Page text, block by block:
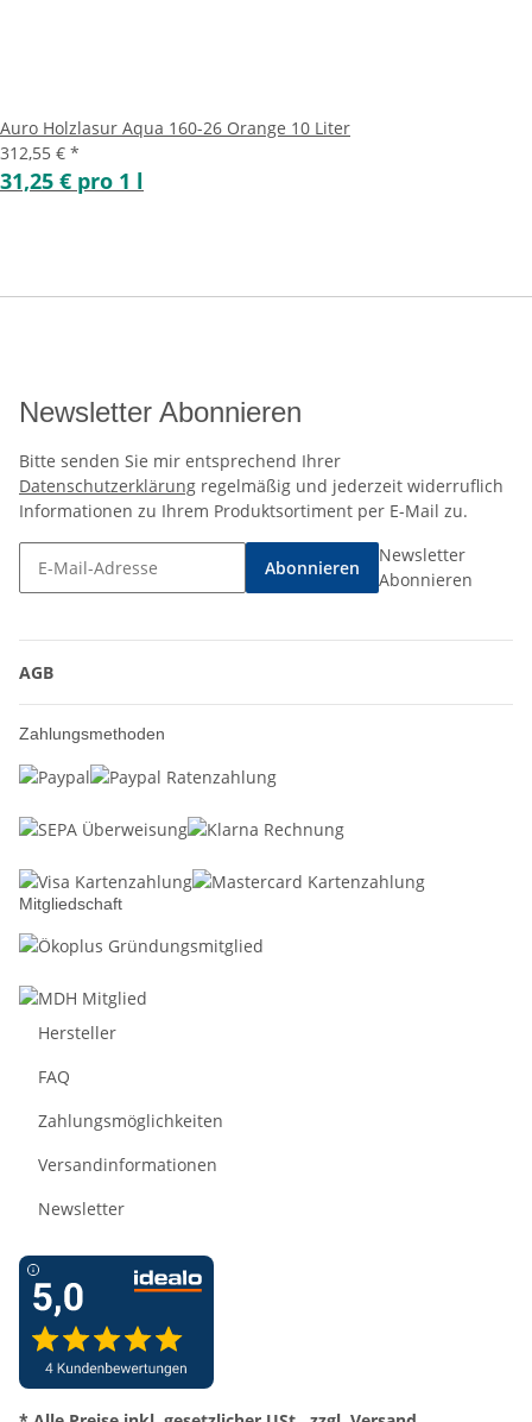
Auro Holzlasur Aqua 160-26 Orange 10 Liter
312,55 € *
31,25 € pro 1 l
Newsletter Abonnieren
Bitte senden Sie mir entsprechend Ihrer
Datenschutzerklärung regelmäßig und jederzeit widerruflich
Informationen zu Ihrem Produktsortiment per E-Mail zu.
Abonnieren
Newsletter
Abonnieren
AGB
Zahlungsmethoden
Mitgliedschaft
Hersteller
FAQ
Zahlungsmöglichkeiten
Versandinformationen
Newsletter